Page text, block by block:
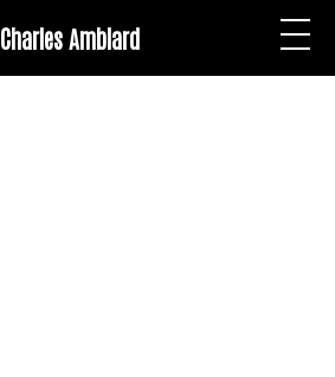
Charles Amblard